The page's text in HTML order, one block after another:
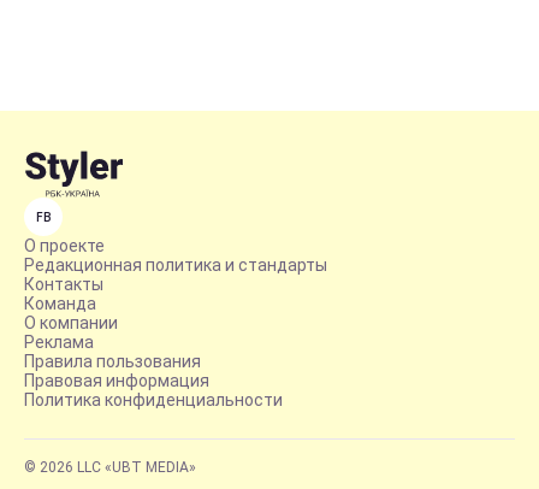
FB
О проекте
Редакционная политика и стандарты
Контакты
Команда
О компании
Реклама
Правила пользования
Правовая информация
Политика конфиденциальности
© 2026 LLC «UBT MEDIA»